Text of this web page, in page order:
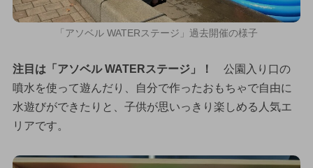
「アソベル WATERステージ」過去開催の様子
注目は「アソベル WATERステージ」！
公園入り口の
噴水を使って遊んだり、自分で作ったおもちゃで自由に
水遊びができたりと、子供が思いっきり楽しめる人気エ
リアです。